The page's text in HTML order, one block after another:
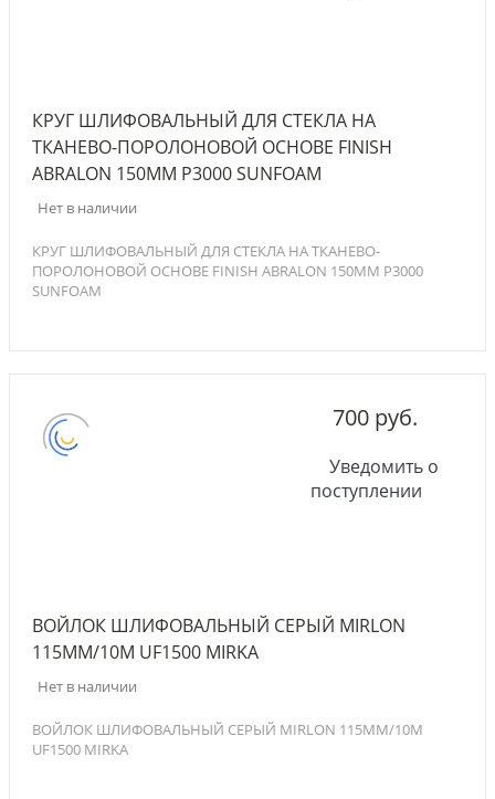
КРУГ ШЛИФОВАЛЬНЫЙ ДЛЯ СТЕКЛА НА
ТКАНЕВО-ПОРОЛОНОВОЙ ОСНОВЕ FINISH
ABRALON 150ММ P3000 SUNFOAM
Нет в наличии
КРУГ ШЛИФОВАЛЬНЫЙ ДЛЯ СТЕКЛА НА ТКАНЕВО-
ПОРОЛОНОВОЙ ОСНОВЕ FINISH ABRALON 150ММ P3000
SUNFOAM
700 руб.
Уведомить о
поступлении
ВОЙЛОК ШЛИФОВАЛЬНЫЙ СЕРЫЙ MIRLON
115ММ/10М UF1500 MIRKA
Нет в наличии
ВОЙЛОК ШЛИФОВАЛЬНЫЙ СЕРЫЙ MIRLON 115ММ/10М
UF1500 MIRKA